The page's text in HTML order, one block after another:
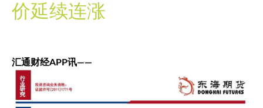
价延续连涨
汇通财经APP讯——